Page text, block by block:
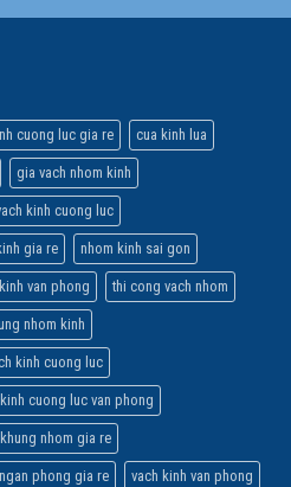
cuong luc gia re cua kinh lua
gia vach nhom kinh
kinh cuong luc
gia re nhom kinh sai gon
van phong thi cong vach nhom
nhom kinh
kinh cuong luc
cuong luc van phong
nhom gia re
phong gia re vach kinh van phong